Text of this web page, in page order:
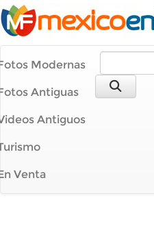
Modernas
Antiguas
Antiguos
Venta